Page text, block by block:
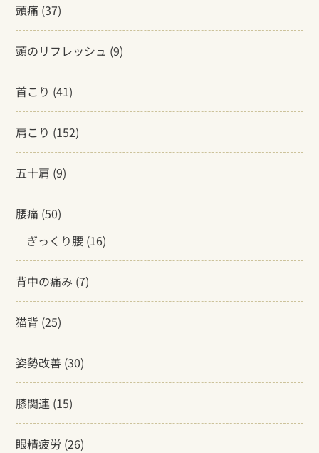
頭痛 (37)
頭のリフレッシュ (9)
首こり (41)
肩こり (152)
五十肩 (9)
腰痛 (50)
ぎっくり腰 (16)
背中の痛み (7)
猫背 (25)
姿勢改善 (30)
膝関連 (15)
眼精疲労 (26)